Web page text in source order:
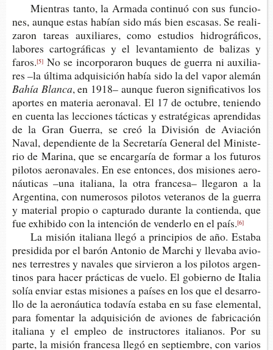
Mien­tras tanto, la Arma­da con­ti­nuó con sus fun­cio­
nes, aun­que estas habían sido más bien esca­sas. Se rea­li­
za­ron tareas auxi­lia­res, como estu­dios hidro­grá­fi­cos,
labo­res car­to­grá­fi­cas y el levan­ta­mien­to de bali­zas y
faros.[5] No se incor­po­ra­ron buques de gue­rra ni auxi­lia­
res –la últi­ma adqui­si­ción había sido la del vapor alemán
Bahía Blanca, en 1918– aun­que fue­ron sig­ni­fi­ca­ti­vos los
apor­tes en mate­ria aero­na­val. El 17 de octu­bre, tenien­do
en cuen­ta las lec­cio­nes tác­ti­cas y estra­té­gi­cas apren­di­das
de la Gran Gue­rra, se creó la Divi­sión de Avia­ción
Naval, depen­dien­te de la Secre­ta­ría Gene­ral del Minis­te­
rio de Mari­na, que se encar­ga­ría de for­mar a los futu­ros
pilo­tos aero­na­va­les. En ese enton­ces, dos misio­nes aero­
náu­ti­cas –una ita­lia­na, la otra fran­ce­sa– lle­ga­ron a la
Argen­ti­na, con nume­ro­sos pilo­tos vete­ra­nos de la gue­rra
y mate­rial pro­pio o cap­tu­ra­do duran­te la con­tien­da, que
fue exhi­bi­do con la inten­ción de ven­der­lo en el país.[6]
La misión ita­lia­na llegó a prin­ci­pios de año. Esta­ba
pre­si­di­da por el barón Anto­nio de Mar­chi y lle­va­ba avio­
nes terres­tres y nava­les que sir­vie­ron a los pilo­tos argen­
ti­nos para hacer prác­ti­cas de vuelo. El gobierno de Ita­lia
solía enviar estas misio­nes a paí­ses en los que el desa­rro­
llo de la aero­náu­ti­ca toda­vía esta­ba en su fase ele­men­tal,
para fomen­tar la adqui­si­ción de avio­nes de fabri­ca­ción
ita­lia­na y el empleo de ins­truc­to­res ita­lia­nos. Por su
parte, la misión fran­ce­sa llegó en sep­tiem­bre, con varios